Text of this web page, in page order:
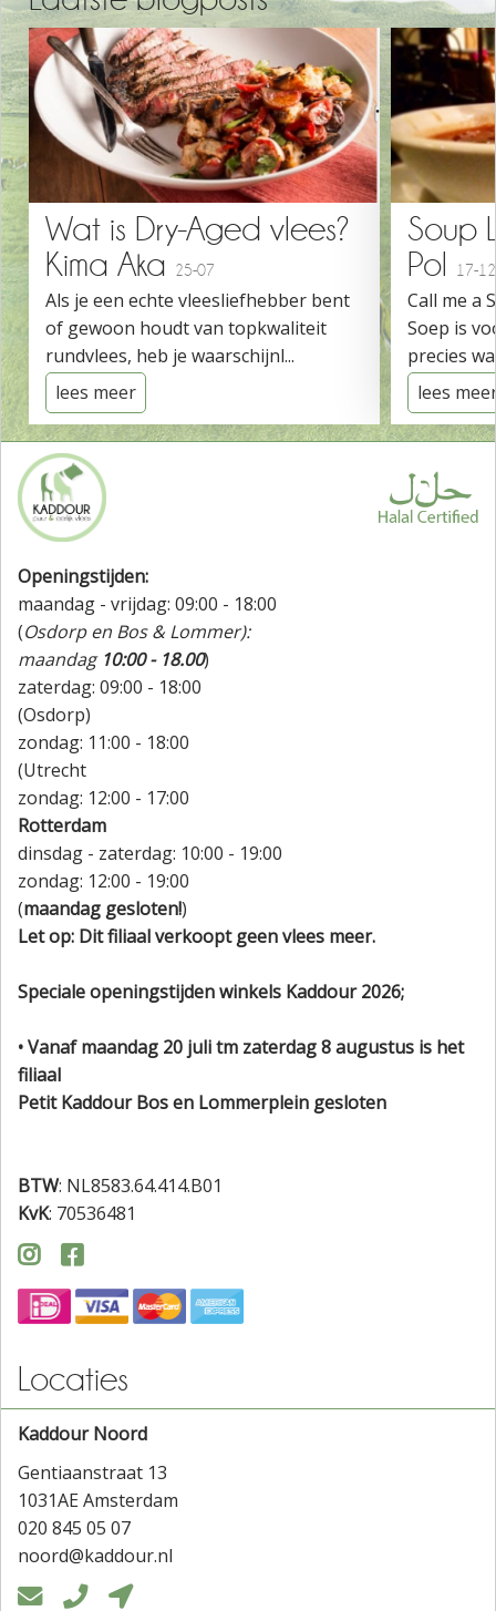
Wat is Dry-Aged vlees?
Kima Aka
25-07
Als je een echte vleesliefhebber bent
of gewoon houdt van topkwaliteit
rundvlees, heb je waarschijnl...
lees meer
Soup
Pol
17-12
Call me a
Soep is
precies
lees
Openingstijden:
maandag - vrijdag: 09:00 - 18:00
(Osdorp en Bos & Lommer):
maandag 10:00 - 18.00)
zaterdag: 09:00 - 18:00
(Osdorp)
zondag: 11:00 - 18:00
(Utrecht
zondag: 12:00 - 17:00
Rotterdam
dinsdag - zaterdag: 10:00 - 19:00
zondag: 12:00 - 19:00
(maandag gesloten!)
Let op: Dit filiaal verkoopt geen vlees meer.
Speciale openingstijden winkels Kaddour 2026;
• Vanaf maandag 20 juli tm zaterdag 8 augustus is het
filiaal
Petit Kaddour Bos en Lommerplein gesloten
BTW: NL8583.64.414.B01
KvK: 70536481
 
Locaties
Kaddour Noord
Gentiaanstraat 13
1031AE Amsterdam
020 845 05 07
noord@kaddour.nl
  